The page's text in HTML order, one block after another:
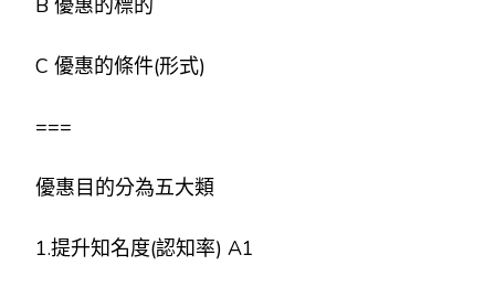
B 優惠的標的
C 優惠的條件(形式)
===
優惠目的分為五大類
1.提升知名度(認知率) A1